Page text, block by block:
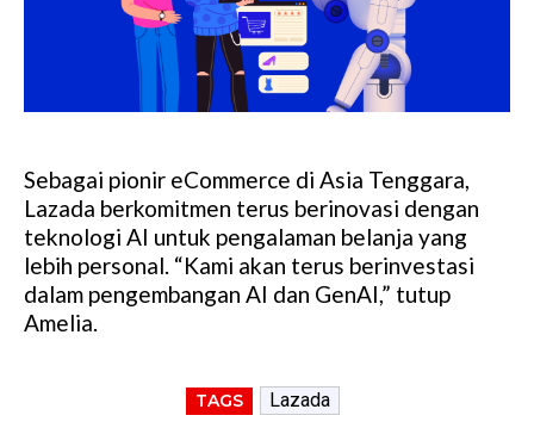
Sebagai pionir eCommerce di Asia Tenggara,
Lazada berkomitmen terus berinovasi dengan
teknologi AI untuk pengalaman belanja yang
lebih personal. “Kami akan terus berinvestasi
dalam pengembangan AI dan GenAI,” tutup
Amelia.
TAGS Lazada